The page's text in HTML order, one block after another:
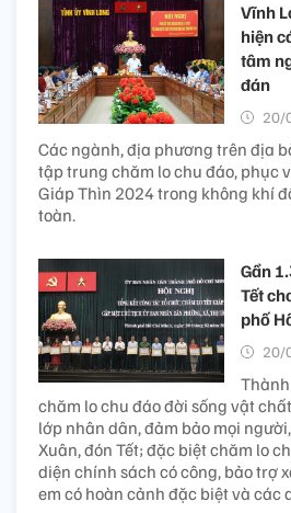
Vĩnh
hiện
tâm
đán
20/
Các ngành, địa phương trên địa
tập trung chăm lo chu đáo, phục
Giáp Thìn 2024 trong không khí
toàn.
Gần
Tết
phố
20/
chăm lo chu đáo đời sống vật
lớp nhân dân, đảm bảo mọi
Xuân, đón Tết; đặc biệt chăm lo
diện chính sách có công, bảo trợ
em có hoàn cảnh đặc biệt và các